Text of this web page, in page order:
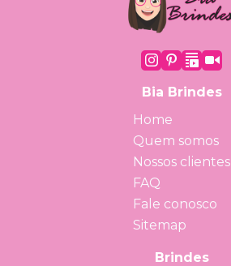
Bia Brindes
Home
Quem somos
Nossos clientes
FAQ
Fale conosco
Sitemap
Brindes